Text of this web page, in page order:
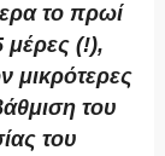
το πρωί
μέρες (!),
μικρότερες
του
του